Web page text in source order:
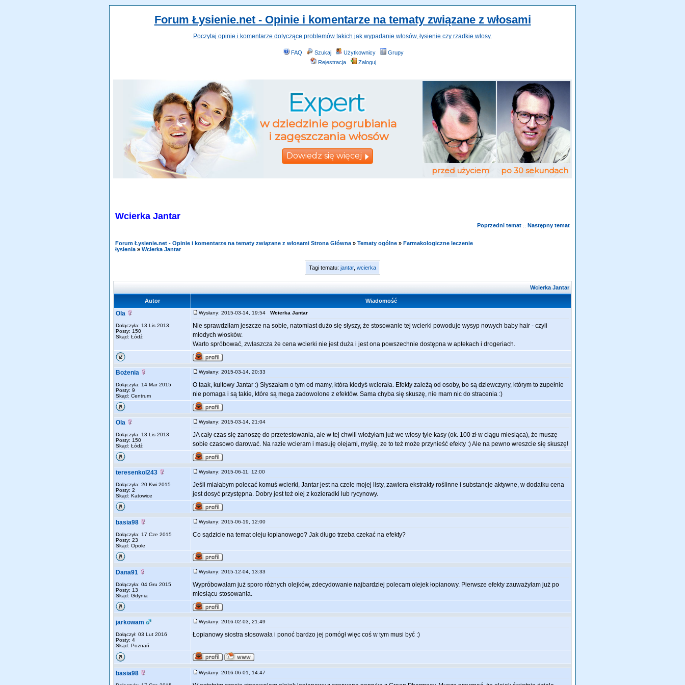
Forum Łysienie.net - Opinie i komentarze na tematy związane z włosami
Poczytaj opinie i komentarze dotyczące problemów takich jak wypadanie włosów, łysienie czy rzadkie włosy.
FAQ Szukaj Użytkownicy
Grupy
Rejestracja
Zaloguj
Wcierka Jantar
Forum Łysienie.net - Opinie i komentarze na tematy związane z włosami Strona Główna » Tematy ogólne » Farmakologiczne leczenie
łysienia » Wcierka Jantar
Poprzedni temat :: Następny temat
Tagi tematu: jantar, wcierka
Wcierka Jantar
Autor Wiadomość
Ola
Dołączyła: 13 Lis 2013
Posty: 150
Skąd: Łódź
Wysłany: 2015-03-14, 19:54 Wcierka Jantar
Nie sprawdziłam jeszcze na sobie, natomiast dużo się słyszy, że stosowanie tej wcierki powoduje wysyp nowych baby hair - czyli
młodych włosków.
Warto spróbować, zwłaszcza że cena wcierki nie jest duża i jest ona powszechnie dostępna w aptekach i drogeriach.
Bożenia
Dołączyła: 14 Mar 2015
Posty: 9
Skąd: Centrum
Wysłany: 2015-03-14, 20:33
O taak, kultowy Jantar :) Słyszałam o tym od mamy, która kiedyś wcierała. Efekty zależą od osoby, bo są dziewczyny, którym to zupełnie
nie pomaga i są takie, które są mega zadowolone z efektów. Sama chyba się skuszę, nie mam nic do stracenia :)
Ola
Dołączyła: 13 Lis 2013
Posty: 150
Skąd: Łódź
Wysłany: 2015-03-14, 21:04
JA cały czas się zanoszę do przetestowania, ale w tej chwili włożyłam już we włosy tyle kasy (ok. 100 zł w ciągu miesiąca), że muszę
sobie czasowo darować. Na razie wcieram i masuję olejami, myślę, ze to też może przynieść efekty :) Ale na pewno wreszcie się skuszę!
teresenkol243
Dołączyła: 20 Kwi 2015
Posty: 2
Skąd: Katowice
Wysłany: 2015-06-11, 12:00
Jeśli miałabym polecać komuś wcierki, Jantar jest na czele mojej listy, zawiera ekstrakty roślinne i substancje aktywne, w dodatku cena
jest dosyć przystępna. Dobry jest też olej z kozieradki lub rycynowy.
basia98
Dołączyła: 17 Cze 2015
Posty: 23
Skąd: Opole
Wysłany: 2015-06-19, 12:00
Co sądzicie na temat oleju łopianowego? Jak długo trzeba czekać na efekty?
Dana91
Dołączyła: 04 Gru 2015
Posty: 13
Skąd: Gdynia
Wysłany: 2015-12-04, 13:33
Wypróbowałam już sporo różnych olejków, zdecydowanie najbardziej polecam olejek łopianowy. Pierwsze efekty zauważyłam już po
miesiącu stosowania.
jarkowam
Dołączył: 03 Lut 2016
Posty: 4
Skąd: Poznań
Wysłany: 2016-02-03, 21:49
Łopianowy siostra stosowała i ponoć bardzo jej pomógł więc coś w tym musi być :)
basia98 Wysłany: 2016-06-01, 14:47